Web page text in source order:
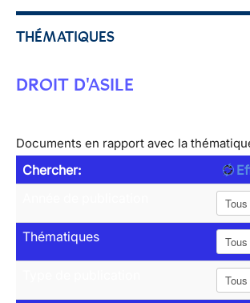
THÉMATIQUES
DROIT D'ASILE
Documents en rapport avec la
Chercher:
Thématiques